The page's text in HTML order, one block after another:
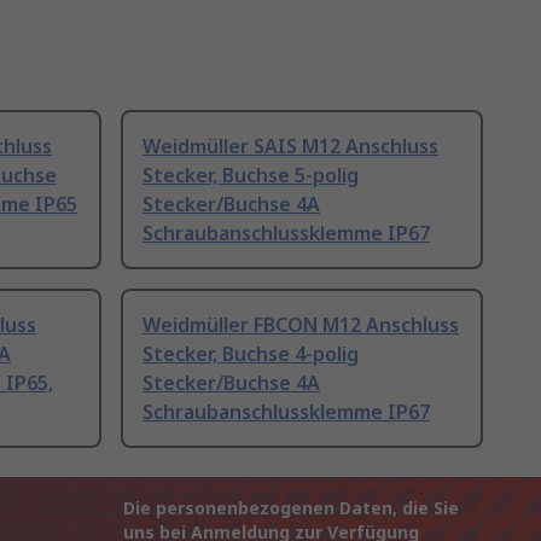
IP65
Weidmüller SAIS M12 Anschluss
Stecker, Buchse 5-polig
Stecker/Buchse 4A
Schraubanschlussklemme IP67
Weidmüller FBCON M12 Anschluss
Stecker, Buchse 4-polig
Stecker/Buchse 4A
Schraubanschlussklemme IP67
Die personenbezogenen Daten, die Sie
uns bei Anmeldung zur Verfügung